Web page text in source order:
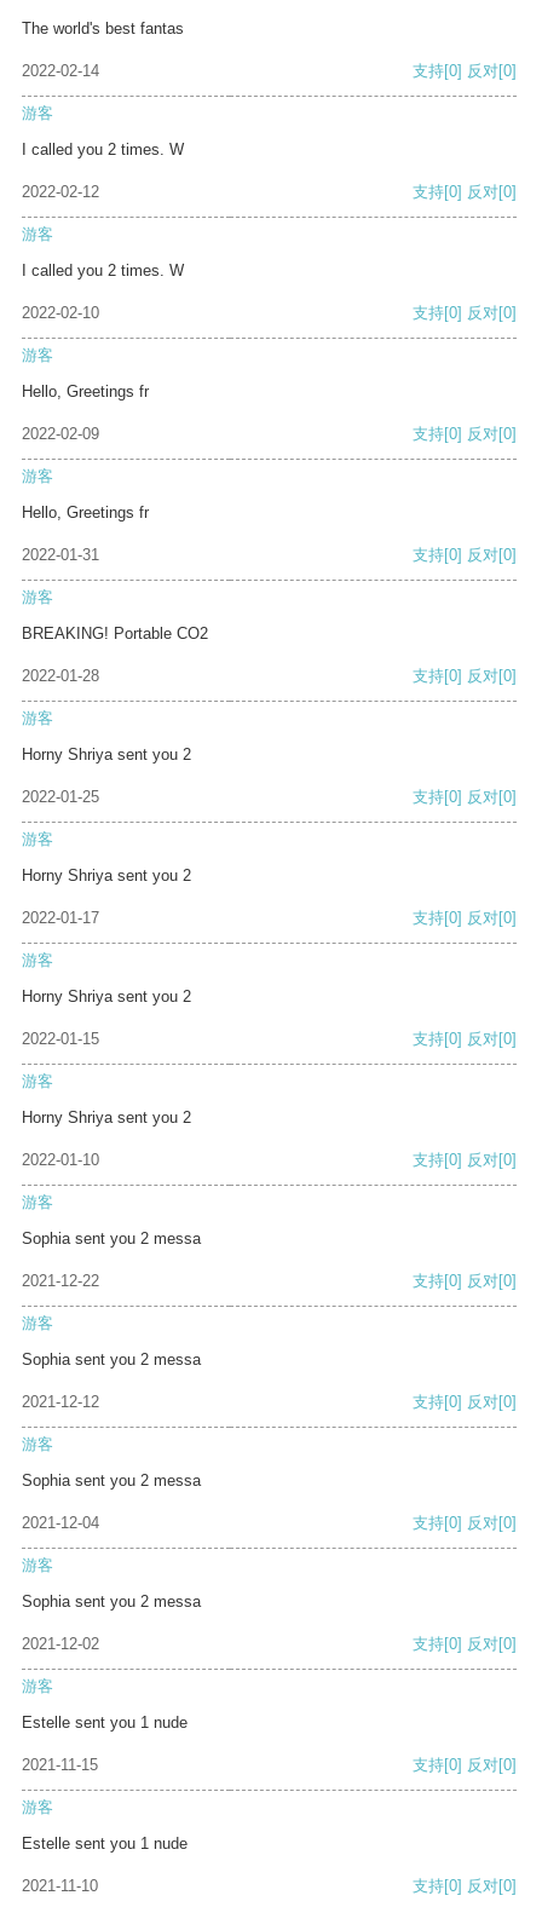
The world's best fantas
2022-02-14 支持[0] 反对[0]
游客
I called you 2 times. W
2022-02-12 支持[0] 反对[0]
游客
I called you 2 times. W
2022-02-10 支持[0] 反对[0]
游客
Hello, Greetings fr
2022-02-09 支持[0] 反对[0]
游客
Hello, Greetings fr
2022-01-31 支持[0] 反对[0]
游客
BREAKING! Portable CO2
2022-01-28 支持[0] 反对[0]
游客
Horny Shriya sent you 2
2022-01-25 支持[0] 反对[0]
游客
Horny Shriya sent you 2
2022-01-17 支持[0] 反对[0]
游客
Horny Shriya sent you 2
2022-01-15 支持[0] 反对[0]
游客
Horny Shriya sent you 2
2022-01-10 支持[0] 反对[0]
游客
Sophia sent you 2 messa
2021-12-22 支持[0] 反对[0]
游客
Sophia sent you 2 messa
2021-12-12 支持[0] 反对[0]
游客
Sophia sent you 2 messa
2021-12-04 支持[0] 反对[0]
游客
Sophia sent you 2 messa
2021-12-02 支持[0] 反对[0]
游客
Estelle sent you 1 nude
2021-11-15 支持[0] 反对[0]
游客
Estelle sent you 1 nude
2021-11-10 支持[0] 反对[0]